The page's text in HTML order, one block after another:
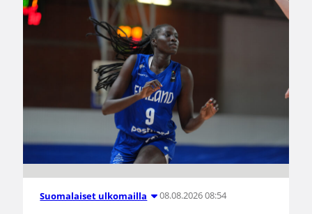
Suomalaiset ulkomailla 08.08.2026 08:54